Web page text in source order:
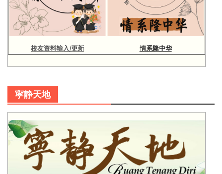
校友资料输入/更新 情系隆中华
寜静天地